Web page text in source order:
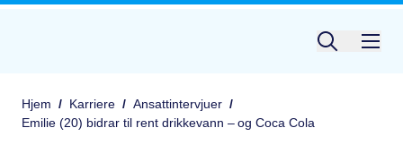
Hjem / Karriere / Ansattintervjuer /
Emilie (20) bidrar til rent drikkevann – og Coca Cola